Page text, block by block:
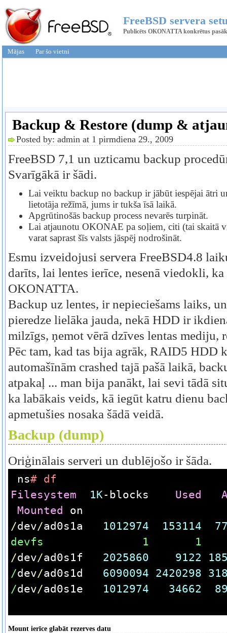
FreeBSD servera
Publicēts OKONATTA konkrētus
Mājas Par šo vietni
Backup & Restore (dump &
Posted by: admin at 1 pirmdiena 29., 2009
FreeBSD 7,1 un uzticamu backup
Svarīgākā ir šādi.
Lai veiktu backup no backup ir jābūt iespējai ātri
lietotāja režīmā, jums ir tukša īsā laikā.
Apgrūtinošās backup process nevarēs turpināt.
Lai atjaunotu OKONAE pa soļiem, citi (tai skaitā
varat saprast šīs valsts jāspēj nodrošināt.
Esmu izveidojusi servera FreeBSD4.8
darīts, lai lentes ierīce, nesenā viedokli,
OKONATTA.
Backup uz lentes, ir nepieciešams laiks,
pieredze lielāka jauda, nekā HDD ir
milzīgs, ņemot vērā dzīves lentas
Pēc tam, kad tas bija agrāk, RAID5 HDD
automašīnām crashed tajā pašā laikā,
atpakaļ ... man bija panākt, lai sevi tādā
ka labākais veids, kā iegūt katru dienu
apmetušies nosaka šādā veidā.
Backup (dump)
Oriģinālais serveri un dublējošo ir šāda.
ns# df
Filesystem
1K- blocks Used
Mounted
on
/dev/ad0s1a 1012974 153114
devfs               1       1
/dev/ad0s1f 2025860 9122
/dev/ad0s1d 6090094 2420298
/dev/ad0s1e 1012974 34662
Mount ierīce glabāt rezerves datu